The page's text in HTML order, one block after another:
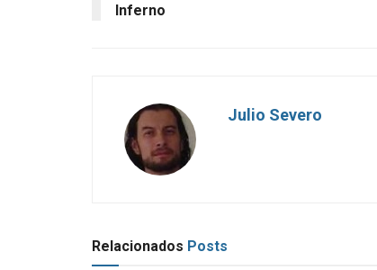
Inferno
Julio Severo
Relacionados Posts